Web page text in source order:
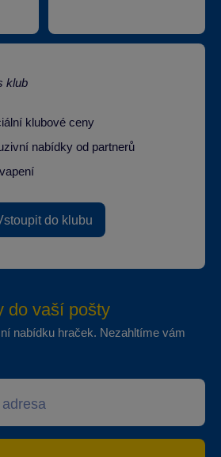
klubové ceny
nabídky od partnerů
do klubu
do vaší pošty
nabídku hraček. Nezahltíme vám